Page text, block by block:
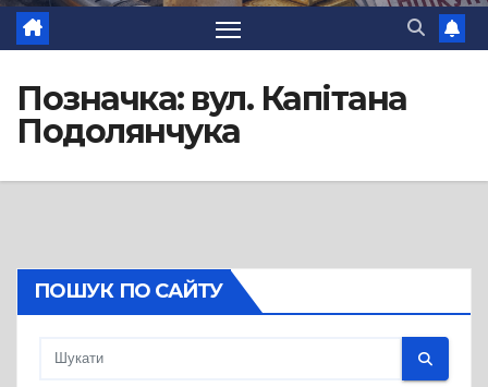
Позначка: вул. Капітана
Подолянчука
ПОШУК ПО САЙТУ